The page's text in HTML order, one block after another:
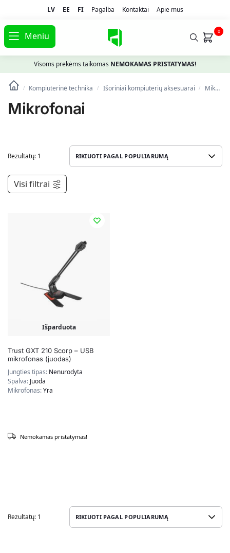
LV EE FI Pagalba Kontaktai Apie mus
Meniu 0
Visoms prekėms taikomas NEMOKAMAS PRISTATYMAS!
/ Kompiuterinė technika / Išoriniai kompiuterių aksesuarai / Mikrofonai
Mikrofonai
Rezultatų: 1
Visi filtrai
Išparduota
Trust GXT 210 Scorp – USB
mikrofonas (juodas)
Jungties tipas: Nenurodyta
Spalva: Juoda
Mikrofonas:Yra
Nemokamas pristatymas!
Rezultatų: 1